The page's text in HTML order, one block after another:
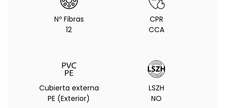
Nº Fibras
12
CPR
CCA
Cubierta externa
PE (Exterior)
LSZH
NO